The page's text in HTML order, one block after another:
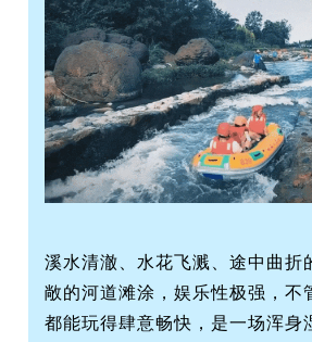
溪水清澈、水花飞溅、途中曲折
敞的河道滩涂，娱乐性极强，不
都能玩得肆意畅快，是一场浑身